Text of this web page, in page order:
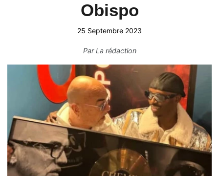
Obispo
25 Septembre 2023
ParLa rédaction